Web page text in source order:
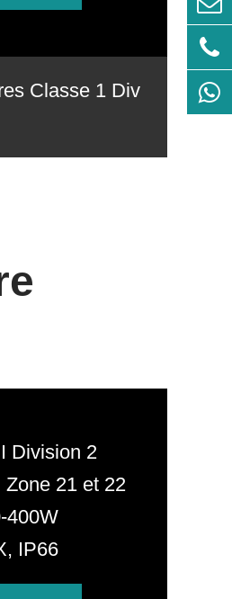
Classe 1 Div
Division 2
Zone 21 et 22
400W
IP66